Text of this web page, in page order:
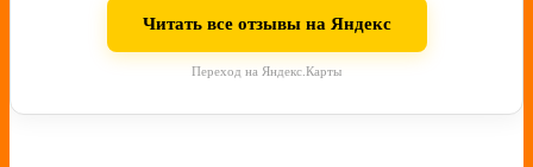
Читать все отзывы на Яндекс
Переход на Яндекс.Карты